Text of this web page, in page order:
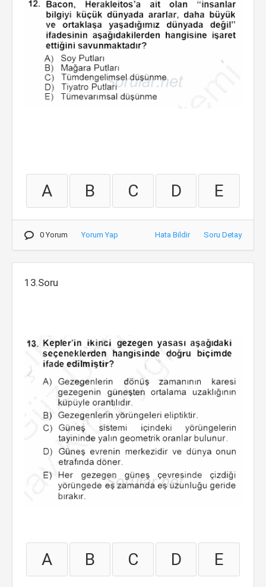
A B C D E
0 Yorum Yorum Yap Hata Bildir Soru Detay
13.Soru
A B C D E